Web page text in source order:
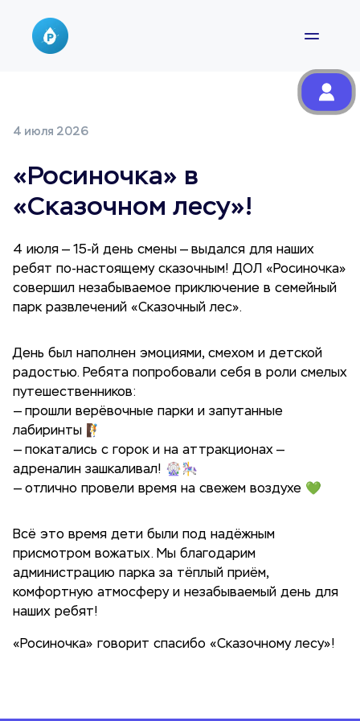
4 июля 2026
«Росиночка» в
«Сказочном лесу»!
4 июля — 15-й день смены — выдался для наших
ребят по-настоящему сказочным! ДОЛ «Росиночка»
совершил незабываемое приключение в семейный
парк развлечений «Сказочный лес».
День был наполнен эмоциями, смехом и детской
радостью. Ребята попробовали себя в роли смелых
путешественников:
— прошли верёвочные парки и запутанные
лабиринты 🧗
— покатались с горок и на аттракционах —
адреналин зашкаливал! 🎡🎠
— отлично провели время на свежем воздухе 💚
Всё это время дети были под надёжным
присмотром вожатых. Мы благодарим
администрацию парка за тёплый приём,
комфортную атмосферу и незабываемый день для
наших ребят!
«Росиночка» говорит спасибо «Сказочному лесу»!